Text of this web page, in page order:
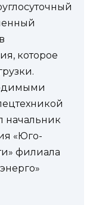
которое
начальник
«Юго-
филиала